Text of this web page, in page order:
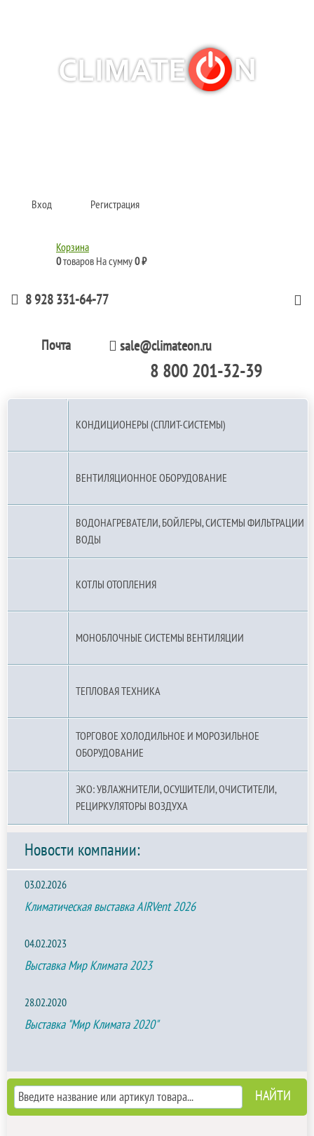
Вход Регистрация
Корзина
0товаров На сумму0 ₽
8 928 331-64-77
Почта sale@climateon.ru
8 800 201-32-39
КОНДИЦИОНЕРЫ (СПЛИТ-СИСТЕМЫ)
ВЕНТИЛЯЦИОННОЕ ОБОРУДОВАНИЕ
ВОДОНАГРЕВАТЕЛИ, БОЙЛЕРЫ, СИСТЕМЫ ФИЛЬТРАЦИИ
ВОДЫ
КОТЛЫ ОТОПЛЕНИЯ
МОНОБЛОЧНЫЕ СИСТЕМЫ ВЕНТИЛЯЦИИ
ТЕПЛОВАЯ ТЕХНИКА
ТОРГОВОЕ ХОЛОДИЛЬНОЕ И МОРОЗИЛЬНОЕ
ОБОРУДОВАНИЕ
ЭКО: УВЛАЖНИТЕЛИ, ОСУШИТЕЛИ, ОЧИСТИТЕЛИ,
РЕЦИРКУЛЯТОРЫ ВОЗДУХА
Новости компании:
03.02.2026
Климатическая выставка AIRVent 2026
04.02.2023
Выставка Мир Климата 2023
28.02.2020
Выставка "Мир Климата 2020"